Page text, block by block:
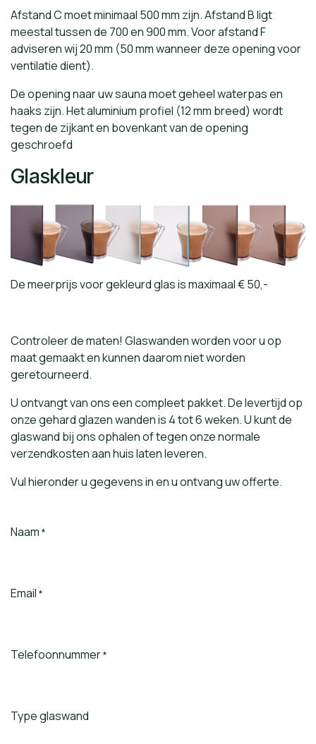
Afstand C moet minimaal 500 mm zijn. Afstand B ligt
meestal tussen de 700 en 900 mm. Voor afstand F
adviseren wij 20 mm (50 mm wanneer deze opening voor
ventilatie dient).
De opening naar uw sauna moet geheel waterpas en
haaks zijn. Het aluminium profiel (12 mm breed) wordt
tegen de zijkant en bovenkant van de opening
geschroefd
Glaskleur
De meerprijs voor gekleurd glas is maximaal € 50,-
Controleer de maten! Glaswanden worden voor u op
maat gemaakt en kunnen daarom niet worden
geretourneerd.
U ontvangt van ons een compleet pakket. De levertijd op
onze gehard glazen wanden is 4 tot 6 weken. U kunt de
glaswand bij ons ophalen of tegen onze normale
verzendkosten aan huis laten leveren.
Vul hieronder u gegevens in en u ontvang uw offerte.
Naam *
Email *
Telefoonnummer*
Type glaswand